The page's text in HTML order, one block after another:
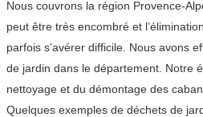
Nous couvrons la région Provence-
peut être très encombré et
parfois s’avérer difficile. Nous avons
de jardin dans le département. Notre
nettoyage et du démontage des
Quelques exemples de déchets de